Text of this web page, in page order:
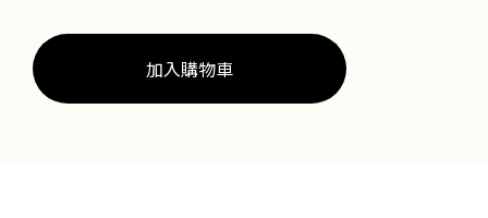
女
範
圍：
加入購物車